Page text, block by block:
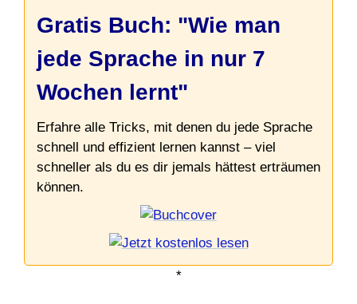
Gratis Buch: "Wie man
jede Sprache in nur 7
Wochen lernt"
Erfahre alle Tricks, mit denen du jede Sprache
schnell und effizient lernen kannst – viel
schneller als du es dir jemals hättest erträumen
können.
*